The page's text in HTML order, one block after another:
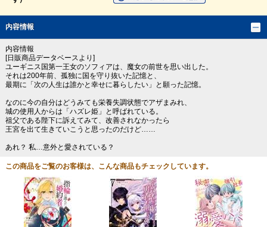
内容情報
内容情報
[日販商品データベースより]
ユーギニス国第一王女のソフィアは、魔女の前世を思い出した。
それは200年前、孤独に国を守り抜いた記憶と、
最期に「次の人生は誰かと幸せに暮らしたい」と願った記憶。
なのに今の自分はどうみても栄養失調状態でアザまみれ、
城の使用人からは「ハズレ姫」と呼ばれている。
祖父である陛下に訴えてみて、改善されなかったら
王宮を出て生きていこうと思ったのだけど……
あれ？ 私…意外と愛されている？
この商品をご覧のお客様は、こんな商品もチェックしています。